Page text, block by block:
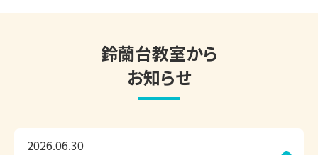
① 講師1人に対して生徒2人までの個別指導
理解度を確認しながら授業を進めるため、「わかったつもり」
を防ぎ、一人ひとりのペースに合わせて学習できます。
のご希望も伺ったうえで担当講師を決定しています。
鈴蘭台教室から
お知らせ
2026.06.30